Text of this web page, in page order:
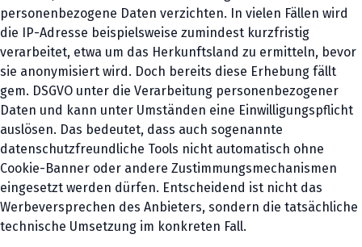
personenbezogene Daten verzichten. In vielen Fällen wird
die IP-Adresse beispielsweise zumindest kurzfristig
verarbeitet, etwa um das Herkunftsland zu ermitteln, bevor
sie anonymisiert wird. Doch bereits diese Erhebung fällt
gem. DSGVO unter die Verarbeitung personenbezogener
Daten und kann unter Umständen eine Einwilligungspflicht
auslösen. Das bedeutet, dass auch sogenannte
datenschutzfreundliche Tools nicht automatisch ohne
Cookie-Banner oder andere Zustimmungsmechanismen
eingesetzt werden dürfen. Entscheidend ist nicht das
Werbeversprechen des Anbieters, sondern die tatsächliche
technische Umsetzung im konkreten Fall.